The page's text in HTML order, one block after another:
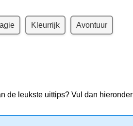
Kleurrijk Avontuur
de leukste uittips? Vul dan hieronder